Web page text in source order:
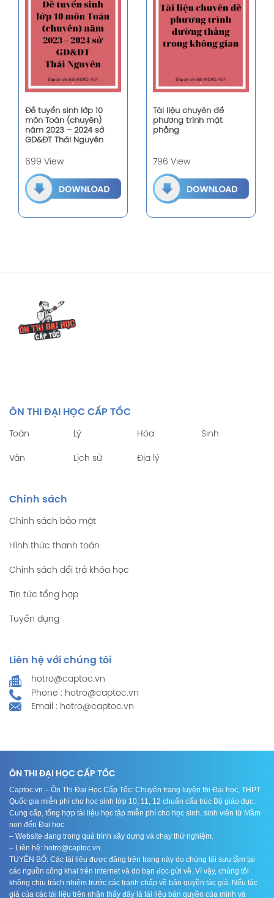
Đề tuyển sinh lớp 10
môn Toán (chuyên)
năm 2023 – 2024 sở
GD&ĐT Thái Nguyên
699 View
Tài liệu chuyên đề
phương trình mặt
phẳng
796 View
ÔN THI ĐẠI HỌC CẤP TỐC
Toán Lý Hóa Sinh
Văn Lịch sử Địa lý
Chính sách
Chính sách bảo mật
Hình thức thanh toán
Chính sách đổi trả khóa học
Tin tức tổng hợp
Tuyển dụng
Liên hệ với chúng tôi
hotro@captoc.vn
Phone : hotro@captoc.vn
Email : hotro@captoc.vn
ÔN THI ĐẠI HỌC CẤP TỐC
Captoc.vn – Ôn Thi Đại Học Cấp Tốc: Chuyên trang luyện thi Đại học, THPT
Quốc gia miễn phí cho học sinh lớp 10, 11, 12 chuẩn cấu trúc Bộ giáo dục.
Cung cấp, tổng hợp tài liệu học tập miễn phí cho học sinh, sinh viên từ Mầm
non đến Đại học.
– Website đang trong quá trình xây dựng và chạy thử nghiệm.
– Liên hệ: hotro@captoc.vn.
TUYÊN BỐ: Các tài liệu được đăng trên trang này do chúng tôi sưu tầm tại
các nguồn công khai trên internet và do bạn đọc gửi về. Vì vậy, chúng tôi
không chịu trách nhiệm trước các tranh chấp về bản quyền tác giả. Nếu tác
giả của các tài liệu trên nhận thấy đây là tài liệu bản quyền của mình và